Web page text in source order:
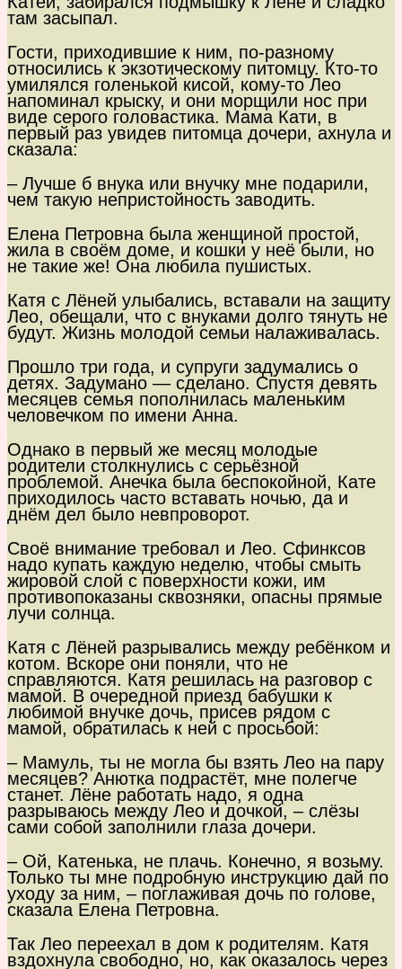
там засыпал.
Гости, приходившие к ним, по-разному
относились к экзотическому питомцу. Кто-то
умилялся голенькой кисой, кому-то Лео
напоминал крыску, и они морщили нос при
виде серого головастика. Мама Кати, в
первый раз увидев питомца дочери, ахнула и
сказала:
– Лучше б внука или внучку мне подарили,
чем такую непристойность заводить.
Елена Петровна была женщиной простой,
жила в своём доме, и кошки у неё были, но
не такие же! Она любила пушистых.
Катя с Лёней улыбались, вставали на защиту
Лео, обещали, что с внуками долго тянуть не
будут. Жизнь молодой семьи налаживалась.
Прошло три года, и супруги задумались о
детях. Задумано — сделано. Спустя девять
месяцев семья пополнилась маленьким
человечком по имени Анна.
Однако в первый же месяц молодые
родители столкнулись с серьёзной
проблемой. Анечка была беспокойной, Кате
приходилось часто вставать ночью, да и
днём дел было невпроворот.
Своё внимание требовал и Лео. Сфинксов
надо купать каждую неделю, чтобы смыть
жировой слой с поверхности кожи, им
противопоказаны сквозняки, опасны прямые
лучи солнца.
Катя с Лёней разрывались между ребёнком и
котом. Вскоре они поняли, что не
справляются. Катя решилась на разговор с
мамой. В очередной приезд бабушки к
любимой внучке дочь, присев рядом с
мамой, обратилась к ней с просьбой:
– Мамуль, ты не могла бы взять Лео на пару
месяцев? Анютка подрастёт, мне полегче
станет. Лёне работать надо, я одна
разрываюсь между Лео и дочкой, – слёзы
сами собой заполнили глаза дочери.
– Ой, Катенька, не плачь. Конечно, я возьму.
Только ты мне подробную инструкцию дай по
уходу за ним, – поглаживая дочь по голове,
сказала Елена Петровна.
Так Лео переехал в дом к родителям. Катя
вздохнула свободно, но, как оказалось через